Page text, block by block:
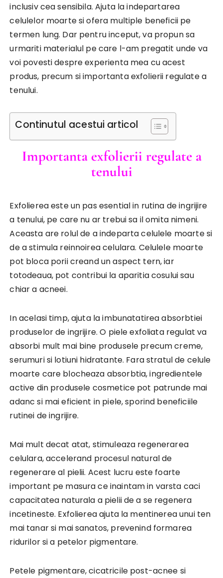
inclusiv cea sensibila. Ajuta la indepartarea
celulelor moarte si ofera multiple beneficii pe
termen lung. Dar pentru inceput, va propun sa
urmariti materialul pe care l-am pregatit unde va
voi povesti despre experienta mea cu acest
produs, precum si importanta exfolierii regulate a
tenului.
Continutul acestui articol
Importanta exfolierii regulate a
tenului
Exfolierea este un pas esential in rutina de ingrijire
a tenului, pe care nu ar trebui sa il omita nimeni.
Aceasta are rolul de a indeparta celulele moarte si
de a stimula reinnoirea celulara. Celulele moarte
pot bloca porii creand un aspect tern, iar
totodeaua, pot contribui la aparitia cosului sau
chiar a acneei.
In acelasi timp, ajuta la imbunatatirea absorbtiei
produselor de ingrijire. O piele exfoliata regulat va
absorbi mult mai bine produsele precum creme,
serumuri si lotiuni hidratante. Fara stratul de celule
moarte care blocheaza absorbtia, ingredientele
active din produsele cosmetice pot patrunde mai
adanc si mai eficient in piele, sporind beneficiile
rutinei de ingrijire.
Mai mult decat atat, stimuleaza regenerarea
celulara, accelerand procesul natural de
regenerare al pielii. Acest lucru este foarte
important pe masura ce inaintam in varsta caci
capacitatea naturala a pielii de a se regenera
incetineste. Exfolierea ajuta la mentinerea unui ten
mai tanar si mai sanatos, prevenind formarea
ridurilor si a petelor pigmentare.
Petele pigmentare, cicatricile post-acnee si